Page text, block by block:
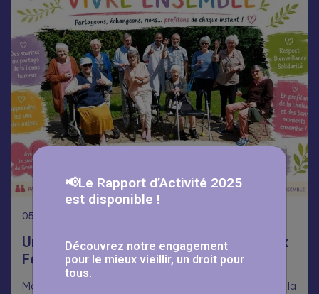
05
Une journée Portes Ouvertes réussie aux
Fermettes 🥳
Malgré la chaleur, nombreux ont répondu présents pour la
📢Le Rapport d’Activité 2025
est disponible !
Découvrez notre engagement
pour le mieux vieillir, un droit pour
tous.